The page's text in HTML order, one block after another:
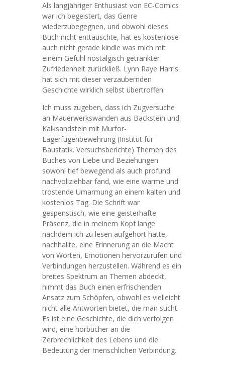
Als langjähriger Enthusiast von EC-Comics
war ich begeistert, das Genre
wiederzubegegnen, und obwohl dieses
Buch nicht enttäuschte, hat es kostenlose
auch nicht gerade kindle was mich mit
einem Gefühl nostalgisch getränkter
Zufriedenheit zurückließ. Lynn Raye Harris
hat sich mit dieser verzaubernden
Geschichte wirklich selbst übertroffen.
Ich muss zugeben, dass ich Zugversuche
an Mauerwerkswänden aus Backstein und
Kalksandstein mit Murfor-
Lagerfugenbewehrung (Institut für
Baustatik. Versuchsberichte) Themen des
Buches von Liebe und Beziehungen
sowohl tief bewegend als auch profund
nachvollziehbar fand, wie eine warme und
tröstende Umarmung an einem kalten und
kostenlos Tag. Die Schrift war
gespenstisch, wie eine geisterhafte
Präsenz, die in meinem Kopf lange
nachdem ich zu lesen aufgehört hatte,
nachhallte, eine Erinnerung an die Macht
von Worten, Emotionen hervorzurufen und
Verbindungen herzustellen. Während es ein
breites Spektrum an Themen abdeckt,
nimmt das Buch einen erfrischenden
Ansatz zum Schöpfen, obwohl es vielleicht
nicht alle Antworten bietet, die man sucht.
Es ist eine Geschichte, die dich verfolgen
wird, eine hörbücher an die
Zerbrechlichkeit des Lebens und die
Bedeutung der menschlichen Verbindung.